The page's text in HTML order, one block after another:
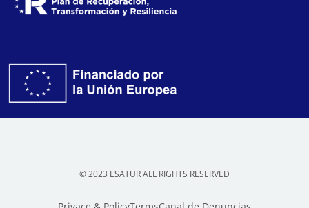
© 2023 ESATUR ALL RIGHTS RESERVED